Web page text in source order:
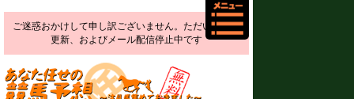
ご迷惑おかけして申し訳ございません。ただいま予想
更新、およびメール配信停止中です